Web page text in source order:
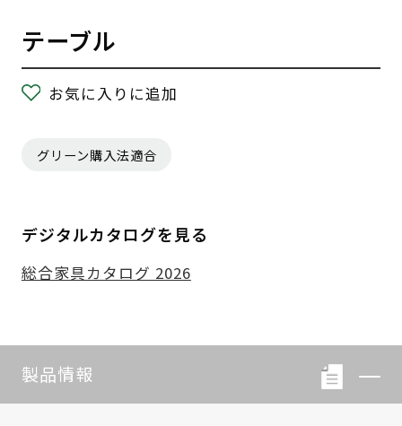
テーブル
お気に入りに追加
グリーン購入法適合
デジタルカタログを見る
総合家具カタログ 2026
製品情報